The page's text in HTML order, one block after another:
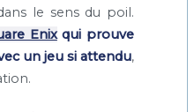
le sens du poil.
Enixqui prouve
un jeu si attendu,